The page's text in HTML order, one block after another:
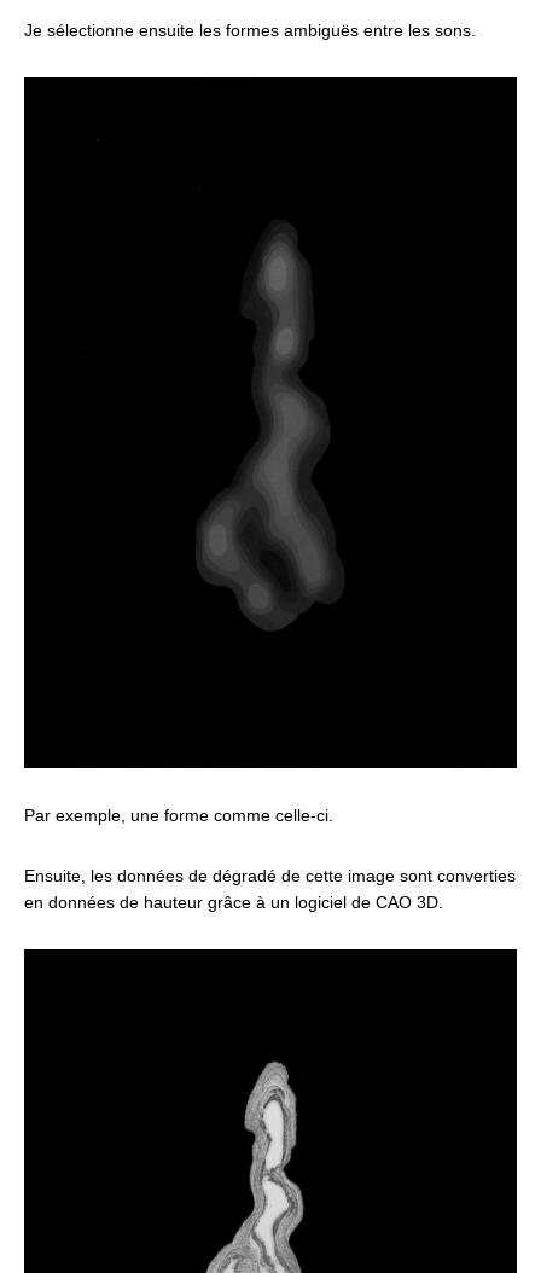
Je sélectionne ensuite les formes ambiguës entre les sons.
Par exemple, une forme comme celle-ci.
Ensuite, les données de dégradé de cette image sont converties
en données de hauteur grâce à un logiciel de CAO 3D.